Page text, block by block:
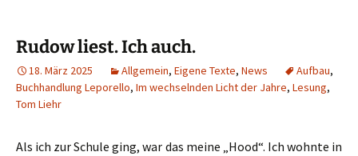
Rudow liest. Ich auch.
18. März 2025 Allgemein, Eigene Texte, News Aufbau,
Buchhandlung Leporello, Im wechselnden Licht der Jahre, Lesung,
Tom Liehr
Als ich zur Schule ging, war das meine „Hood“. Ich wohnte in